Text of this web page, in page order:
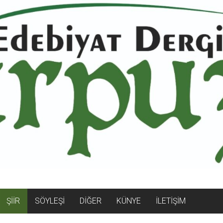
ŞİİR SÖYLEŞİ DİĞER KÜNYE İLETİŞİM